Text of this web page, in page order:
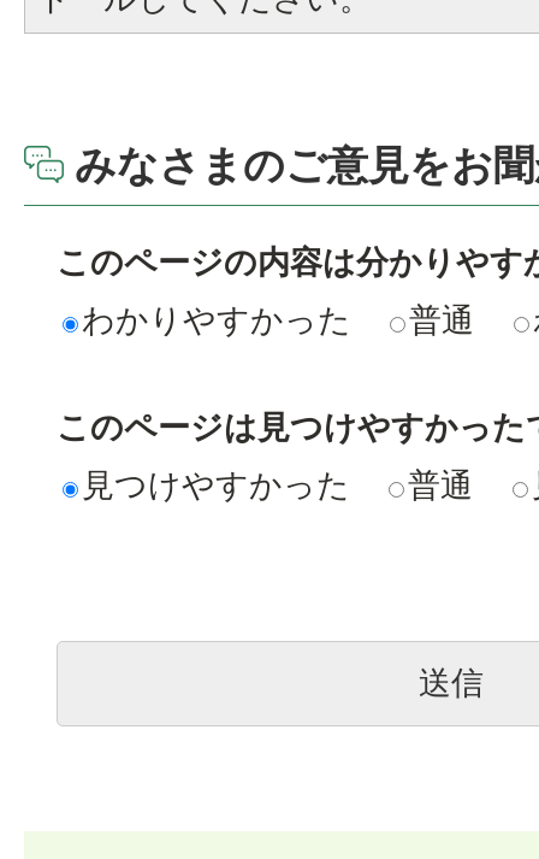
みなさまのご意見をお
このページの内容は分かりやす
わかりやすかった
普通
このページは見つけやすかった
見つけやすかった
普通